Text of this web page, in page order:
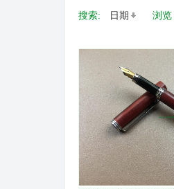
搜索: 日期 浏览